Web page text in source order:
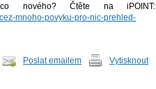
nového? Čtěte na iPOINT:
mnoho-povyku-pro-nic-prehled-
Poslat emailem Vytisknout